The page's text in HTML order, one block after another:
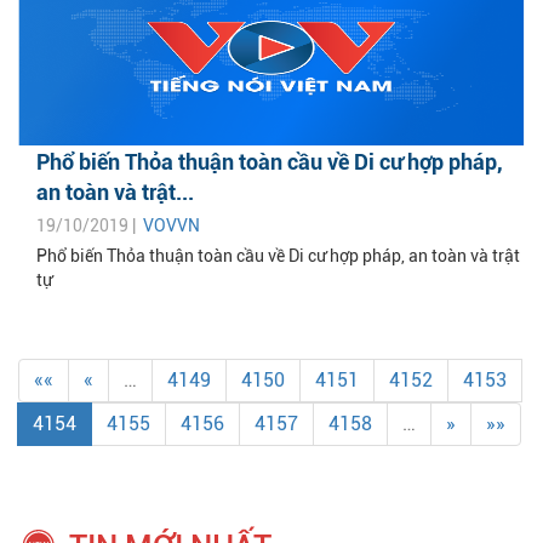
Phổ biến Thỏa thuận toàn cầu về Di cư hợp pháp,
an toàn và trật...
19/10/2019 | VOVVN
Phổ biến Thỏa thuận toàn cầu về Di cư hợp pháp, an toàn và trật
tự
«« « … 4149 4150 4151 4152
4153
4154
4155 4156 4157 4158 … » »»